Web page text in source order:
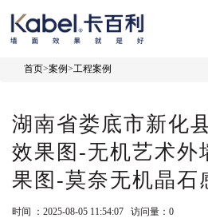
首页>案例>工程案例
湖南省娄底市新化
效果图-无机艺术外
果图-莫奈无机晶石
时间 ：2025-08-05 11:54:07 访问量： 0